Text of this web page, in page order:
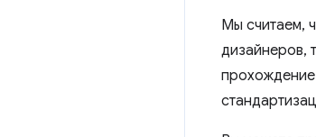
Мы считаем,
дизайнеров,
прохождение